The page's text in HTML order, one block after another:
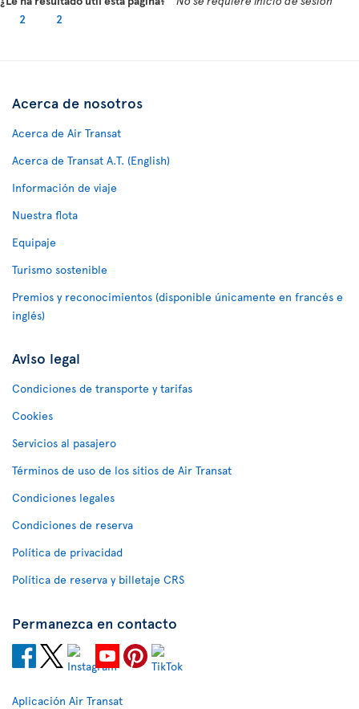
2
2
Acerca de nosotros
Acerca de Air Transat
Acerca de Transat A.T. (English)
Información de viaje
Nuestra flota
Equipaje
Turismo sostenible
Premios y reconocimientos (disponible únicamente en francés e
inglés)
Aviso legal
Condiciones de transporte y tarifas
Cookies
Servicios al pasajero
Términos de uso de los sitios de Air Transat
Condiciones legales
Condiciones de reserva
Política de privacidad
Política de reserva y billetaje CRS
Permanezca en contacto
Aplicación Air Transat